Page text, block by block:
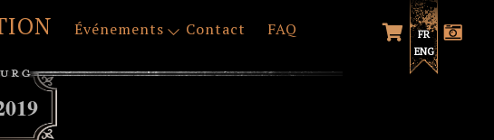
Événements Contact FAQ
FR
ENG